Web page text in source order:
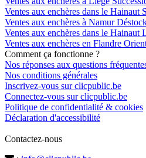
Ventes aux enchères dans le Hainaut
Ventes aux enchères à Namur
Ventes aux enchères dans le
Ventes aux enchères en Flandre
Comment ça fonctionne ?
Nos réponses aux questions
Nos conditions générales
Inscrivez-vous sur clicpublic.be
Connectez-vous sur clicpublic.be
Politique de confidentialité & cookies
Déclaration d'accessibilité
Contactez-nous